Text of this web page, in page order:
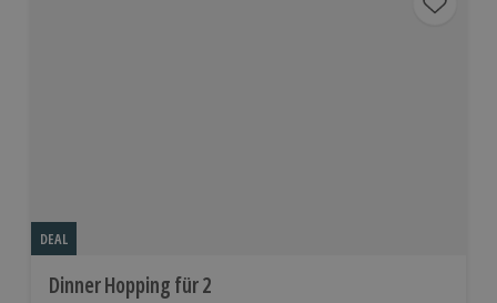
DEAL
Dinner Hopping für 2